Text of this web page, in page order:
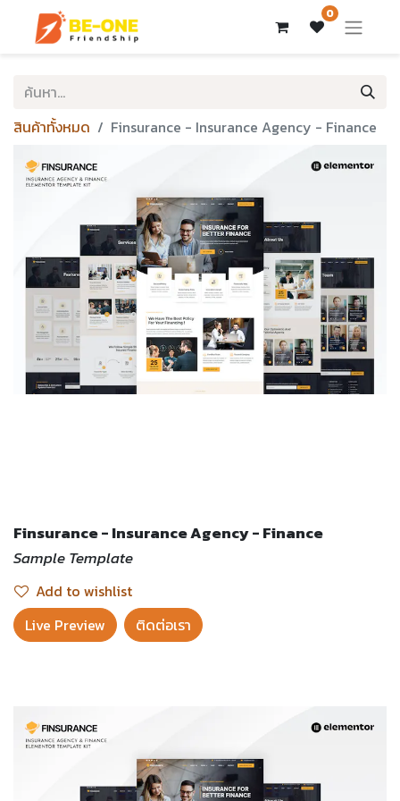
0
สินค้าทั้งหมด Finsurance - Insurance Agency - Finance
Finsurance - Insurance Agency - Finance
Sample Template
Add to wishlist
Live Preview​
ติดต่อเรา